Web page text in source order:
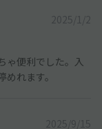
2025/1/2
ゃ便利でした。入
れます。
2025/9/15